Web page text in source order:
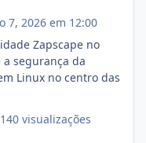
7, 2026 em 12:00
Zapscape no
a segurança da
Linux no centro das
140 visualizações